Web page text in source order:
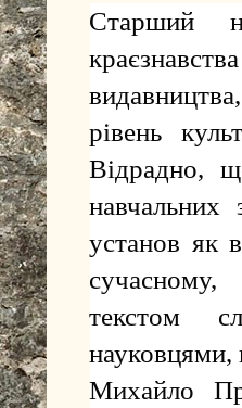
Старший
рівень
Відрадно,
навчальних
установ як
текстом
науковцями,
Михайло